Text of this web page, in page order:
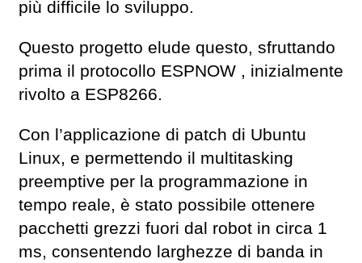
più difficile lo sviluppo.
Questo progetto elude questo, sfruttando
prima il protocollo ESPNOW , inizialmente
rivolto a ESP8266.
Con l’applicazione di patch di Ubuntu
Linux, e permettendo il multitasking
preemptive per la programmazione in
tempo reale, è stato possibile ottenere
pacchetti grezzi fuori dal robot in circa 1
ms, consentendo larghezze di banda in